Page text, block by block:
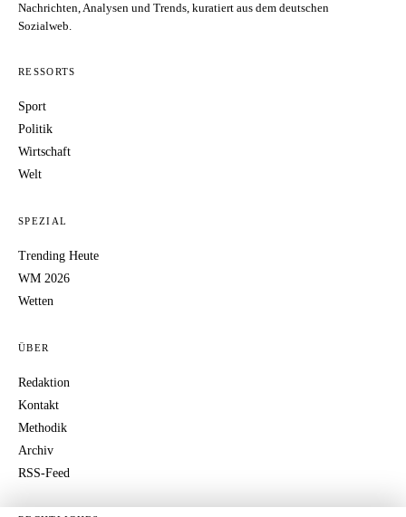
Nachrichten, Analysen und Trends, kuratiert aus dem deutschen
Sozialweb.
RESSORTS
Sport
Politik
Wirtschaft
Welt
SPEZIAL
Trending Heute
WM 2026
Wetten
ÜBER
Redaktion
Kontakt
Methodik
Archiv
RSS-Feed